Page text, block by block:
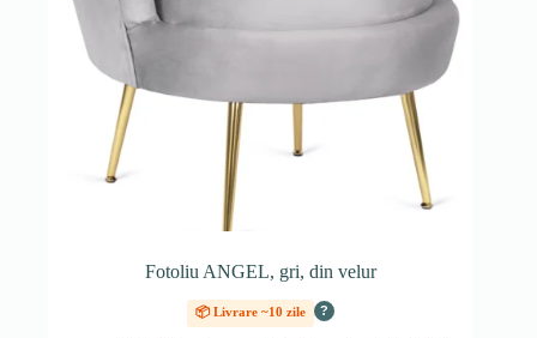
Fotoliu ANGEL, gri, din velur
📦 Livrare ~10 zile ?